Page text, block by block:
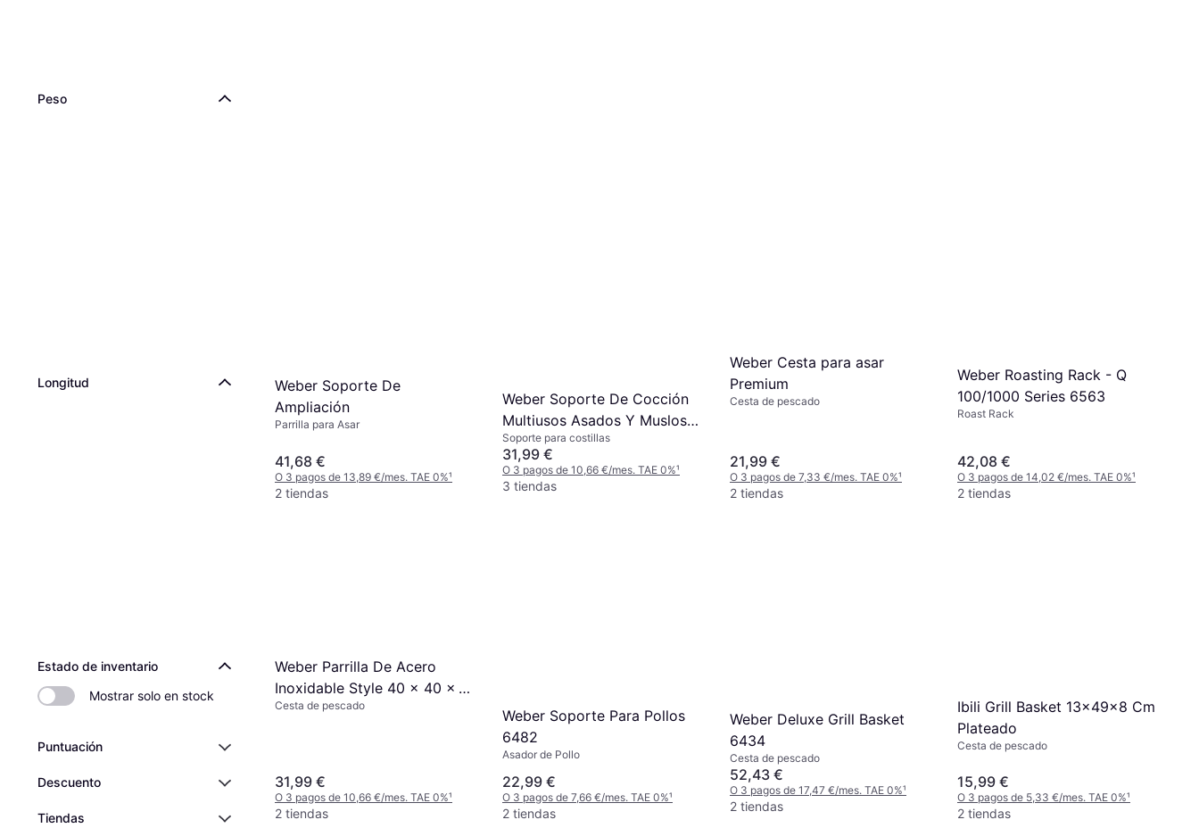
Peso
Longitud
Estado de inventario
Mostrar solo en stock
Puntuación
Descuento
Tiendas
Weber Soporte De
Ampliación
Parrilla para Asar
41,68 €
O 3 pagos de 13,89 €/mes. TAE 0%¹
2 tiendas
Weber Soporte De Cocción
Multiusos Asados Y Muslos
De Pollo 39 x 27 x 8 cm
6469
Soporte para costillas
31,99 €
O 3 pagos de 10,66 €/mes. TAE 0%¹
3 tiendas
Weber Cesta para asar
Premium
Cesta de pescado
21,99 €
O 3 pagos de 7,33 €/mes. TAE 0%¹
2 tiendas
Weber Roasting Rack - Q
100/1000 Series 6563
Roast Rack
42,08 €
O 3 pagos de 14,02 €/mes. TAE 0%¹
2 tiendas
Weber Parrilla De Acero
Inoxidable Style 40 x 40 x 3
cm - 6435
Cesta de pescado
31,99 €
O 3 pagos de 10,66 €/mes. TAE 0%¹
2 tiendas
Weber Soporte Para Pollos
6482
Asador de Pollo
22,99 €
O 3 pagos de 7,66 €/mes. TAE 0%¹
2 tiendas
Weber Deluxe Grill Basket
6434
Cesta de pescado
52,43 €
O 3 pagos de 17,47 €/mes. TAE 0%¹
2 tiendas
Ibili Grill Basket 13x49x8 Cm
Plateado
Cesta de pescado
15,99 €
O 3 pagos de 5,33 €/mes. TAE 0%¹
2 tiendas